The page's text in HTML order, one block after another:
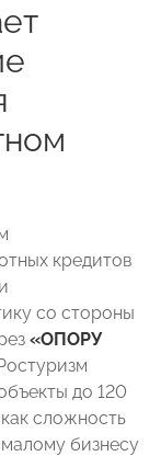
кредитов
со стороны
«ОПОРУ
до 120
сложность
бизнесу